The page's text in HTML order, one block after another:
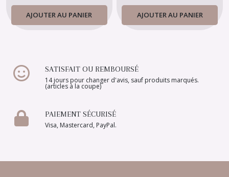
AJOUTER AU PANIER AJOUTER AU PANIER
SATISFAIT OU REMBOURSÉ
14 jours pour changer d'avis, sauf produits marqués.
(articles à la coupe)
PAIEMENT SÉCURISÉ
Visa, Mastercard, PayPal.